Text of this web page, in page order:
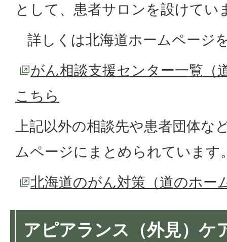
として、患者サロンを設けてい
詳しくは北海道ホームページ
がん相談支援センター一覧（
こちら
上記以外の相談先や患者団体な
ムページにまとめられています
北海道のがん対策（道のホー
アピアランス（外見）ケ